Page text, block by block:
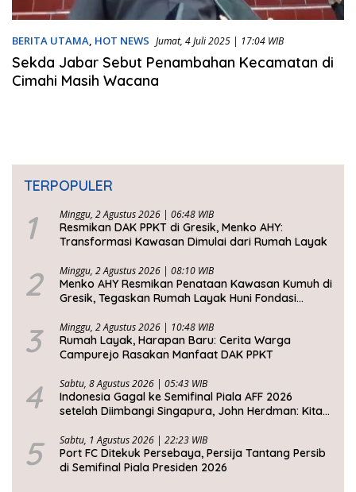
BERITA UTAMA, HOT NEWS Jumat, 4 Juli 2025 | 17:04 WIB
Sekda Jabar Sebut Penambahan Kecamatan di
Cimahi Masih Wacana
TERPOPULER
1 Minggu, 2 Agustus 2026 | 06:48 WIB
Resmikan DAK PPKT di Gresik, Menko AHY:
Transformasi Kawasan Dimulai dari Rumah Layak
2 Minggu, 2 Agustus 2026 | 08:10 WIB
Menko AHY Resmikan Penataan Kawasan Kumuh di
Gresik, Tegaskan Rumah Layak Huni Fondasi
3 Minggu, 2 Agustus 2026 | 10:48 WIB
Rumah Layak, Harapan Baru: Cerita Warga
Campurejo Rasakan Manfaat DAK PPKT
4 Sabtu, 8 Agustus 2026 | 05:43 WIB
Indonesia Gagal ke Semifinal Piala AFF 2026
setelah Diimbangi Singapura, John Herdman: Kita
5 Sabtu, 1 Agustus 2026 | 22:23 WIB
Port FC Ditekuk Persebaya, Persija Tantang Persib
di Semifinal Piala Presiden 2026